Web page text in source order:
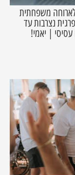
לארוחה משפחתית
נצרבות עד
| יאמי!